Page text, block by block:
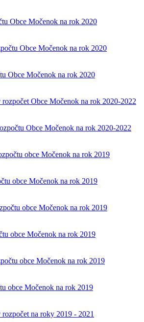
Obce Močenok na rok 2020
Obce Močenok na rok 2020
Obce Močenok na rok 2020
Obce Močenok na rok 2020-2022
Obce Močenok na rok 2020-2022
obce Močenok na rok 2019
obce Močenok na rok 2019
obce Močenok na rok 2019
obce Močenok na rok 2019
obce Močenok na rok 2019
obce Močenok na rok 2019
na roky 2019 - 2021